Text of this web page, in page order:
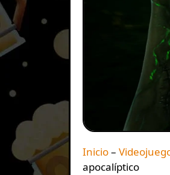
Inicio–
apocalíptico